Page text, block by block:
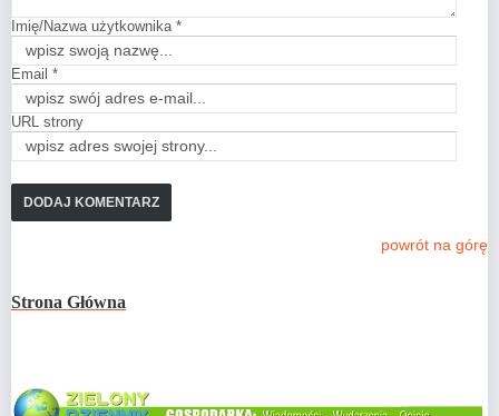
Imię/Nazwa użytkownika *
Email *
URL strony
powrót na górę
Strona Główna